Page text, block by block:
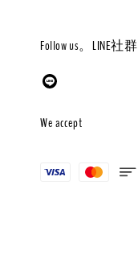
Follow us。LINE社群
We accept